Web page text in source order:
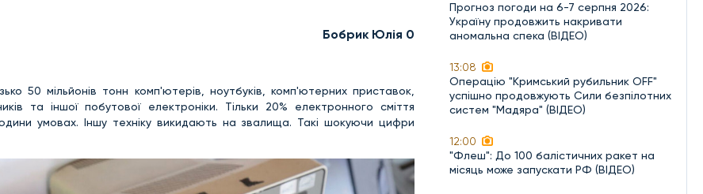
Бобрик Юлія 0
50 мільйонів тонн комп'ютерів, ноутбуків, комп'ютерних приставок,
та іншої побутової електроніки. Тільки 20% електронного сміття
умовах. Іншу техніку викидають на звалища. Такі шокуючи цифри
Прогноз погоди на 6-7 серпня 2026:
Україну продовжить накривати
аномальна спека (ВІДЕО)
13:08
Операцію "Кримський рубильник OFF"
успішно продовжують Сили безпілотних
систем "Мадяра" (ВІДЕО)
12:00
"Флеш": До 100 балістичних ракет на
місяць може запускати РФ (ВІДЕО)